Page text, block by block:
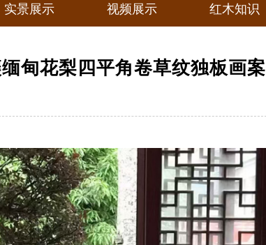
实景展示 视频展示 红木知识
甸花梨四平角卷草纹独板画案